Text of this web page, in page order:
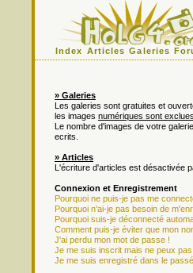
Index Articles Galeries
» Galeries
Les galeries sont gratuites et
les images numériques sont
Le nombre d'images de votre
ecrits.
» Articles
L'écriture d'articles est désactivée
Connexion et Enregistrement
Pourquoi ne puis-je pas me
Pourquoi n'ai-je pas besoin de
Pourquoi suis-je déconnecté
Comment puis-je éviter que mon
J'ai perdu mon mot de passe !
Je me suis inscrit mais ne peux
Je me suis enregistré dans le